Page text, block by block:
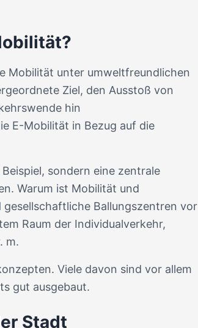
Mobilität unter umweltfreundlichen
Ziel, den Ausstoß von
hin
E-Mobilität in Bezug auf die
sondern eine zentrale
Warum ist Mobilität und
Ballungszentren vor
Raum der Individualverkehr,
m.
Viele davon sind vor allem
gut ausgebaut.
Stadt